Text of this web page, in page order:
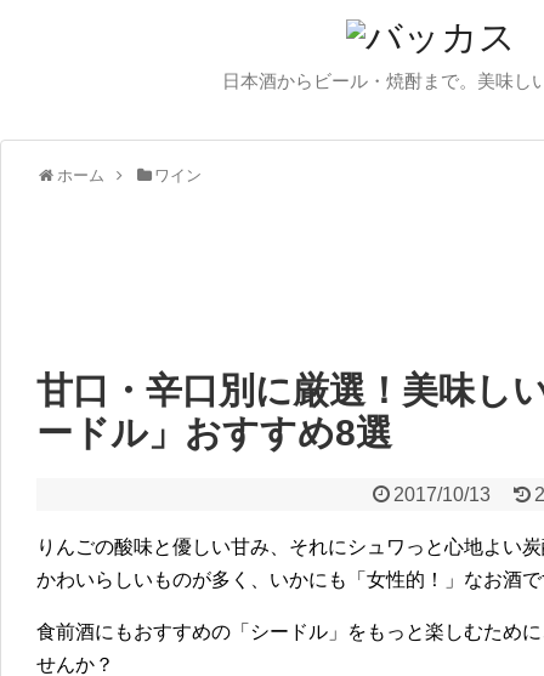
日本酒からビール・焼酎まで。美味し
ホーム ワイン
甘口・辛口別に厳選！美味し
ードル」おすすめ8選
2017/10/13
りんごの酸味と優しい甘み、それにシュワっと心地よい
かわいらしいものが多く、いかにも「女性的！」なお酒
食前酒にもおすすめの「シードル」をもっと楽しむため
せんか？